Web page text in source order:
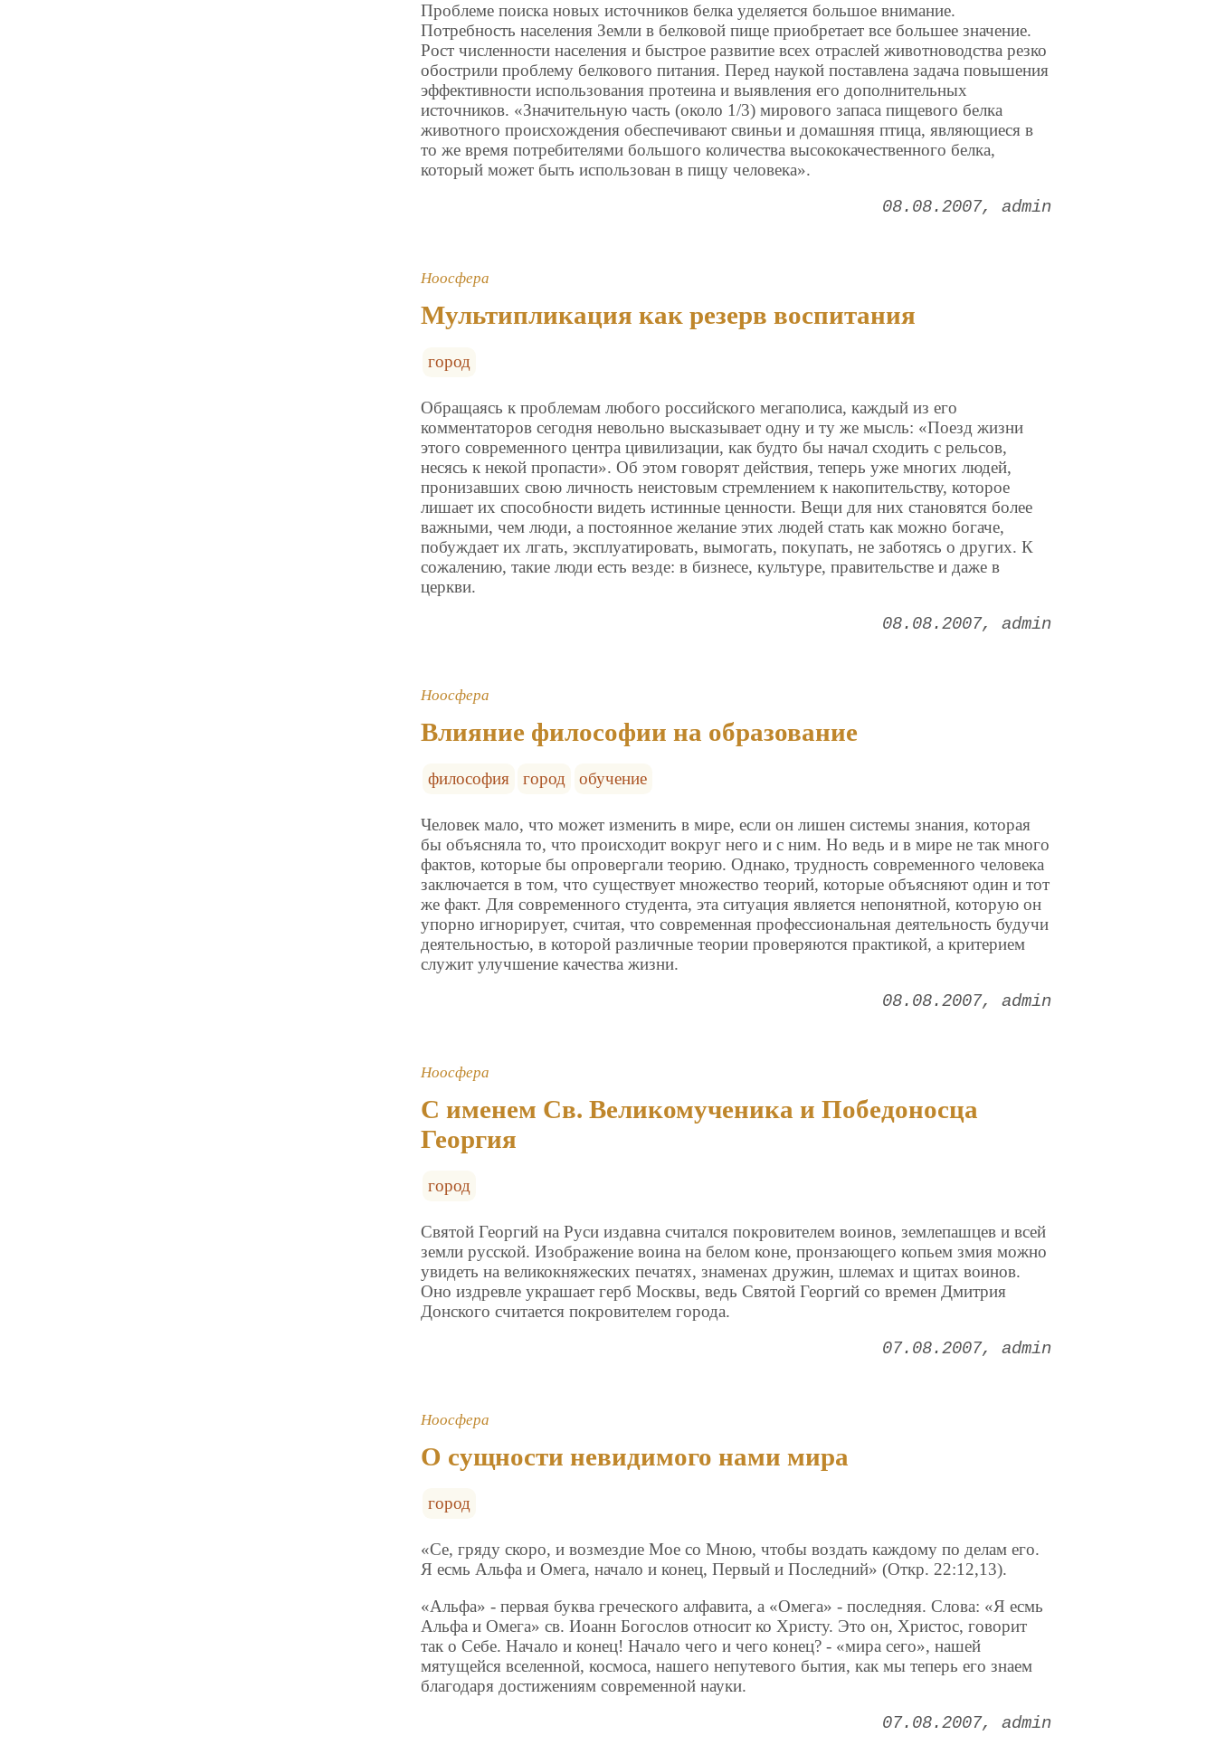
Проблеме поиска новых источников белка уделяется большое внимание.
Потребность населения Земли в белковой пище приобретает все большее значение.
Рост численности населения и быстрое развитие всех отраслей животноводства резко
обострили проблему белкового питания. Перед наукой поставлена задача повышения
эффективности использования протеина и выявления его дополнительных
источников. «Значительную часть (около 1/3) мирового запаса пищевого белка
животного происхождения обеспечивают свиньи и домашняя птица, являющиеся в
то же время потребителями большого количества высококачественного белка,
который может быть использован в пищу человека».
08.08.2007 admin
Ноосфера
Мультипликация как резерв воспитания
город
Обращаясь к проблемам любого российского мегаполиса, каждый из его
комментаторов сегодня невольно высказывает одну и ту же мысль: «Поезд жизни
этого современного центра цивилизации, как будто бы начал сходить с рельсов,
несясь к некой пропасти». Об этом говорят действия, теперь уже многих людей,
пронизавших свою личность неистовым стремлением к накопительству, которое
лишает их способности видеть истинные ценности. Вещи для них становятся более
важными, чем люди, а постоянное желание этих людей стать как можно богаче,
побуждает их лгать, эксплуатировать, вымогать, покупать, не заботясь о других. К
сожалению, такие люди есть везде: в бизнесе, культуре, правительстве и даже в
церкви.
08.08.2007 admin
Ноосфера
Влияние философии на образование
философия город обучение
Человек мало, что может изменить в мире, если он лишен системы знания, которая
бы объясняла то, что происходит вокруг него и с ним. Но ведь и в мире не так много
фактов, которые бы опровергали теорию. Однако, трудность современного человека
заключается в том, что существует множество теорий, которые объясняют один и тот
же факт. Для современного студента, эта ситуация является непонятной, которую он
упорно игнорирует, считая, что современная профессиональная деятельность будучи
деятельностью, в которой различные теории проверяются практикой, а критерием
служит улучшение качества жизни.
08.08.2007 admin
Ноосфера
С именем Св. Великомученика и Победоносца
Георгия
город
Святой Георгий на Руси издавна считался покровителем воинов, землепашцев и всей
земли русской. Изображение воина на белом коне, пронзающего копьем змия можно
увидеть на великокняжеских печатях, знаменах дружин, шлемах и щитах воинов.
Оно издревле украшает герб Москвы, ведь Святой Георгий со времен Дмитрия
Донского считается покровителем города.
07.08.2007 admin
Ноосфера
О сущности невидимого нами мира
город
«Се, гряду скоро, и возмездие Мое со Мною, чтобы воздать каждому по делам его.
Я есмь Альфа и Омега, начало и конец, Первый и Последний» (Откр. 22:12,13).
«Альфа» - первая буква греческого алфавита, а «Омега» - последняя. Слова: «Я есмь
Альфа и Омега» св. Иоанн Богослов относит ко Христу. Это он, Христос, говорит
так о Себе. Начало и конец! Начало чего и чего конец? - «мира сего», нашей
мятущейся вселенной, космоса, нашего непутевого бытия, как мы теперь его знаем
благодаря достижениям современной науки.
07.08.2007 admin